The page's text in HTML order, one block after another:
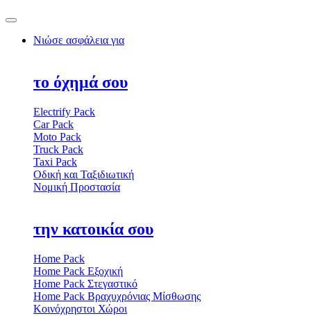
Νιώσε ασφάλεια για
το όχημά σου
Electrify Pack
Car Pack
Moto Pack
Truck Pack
Taxi Pack
Οδική και Ταξιδιωτική
Νομική Προστασία
την κατοικία σου
Home Pack
Home Pack Εξοχική
Home Pack Στεγαστικό
Home Pack Βραχυχρόνιας Μίσθωσης
Κοινόχρηστοι Χώροι